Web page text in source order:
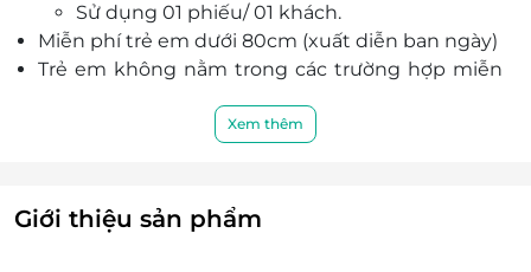
điều hòa giúp các bé có những phút giây
thưởng thức khó quên.
Với đội ngũ các nghệ sĩ tài năng cùng các tiết
mục biểu diễn chuyên nghiệp, hấp dẫn, Rạp
Xiếc Trung Ương hứa hẹn sẽ mang đến sự hài
Sử dụng 01 phiếu/ 01 khách.
Miễn phí trẻ em dưới 80cm (xuất diễn ban ngày)
Trẻ em không nằm trong các trường hợp miễn
Khách hàng vui lòng liên hệ trước với quầy vé tại
Khách hàng liên hệ với Ban tổ chức ngày Thứ 7
và Chủ nhật trong giờ hành chính:
Xem thêm
Giới thiệu sản phẩm